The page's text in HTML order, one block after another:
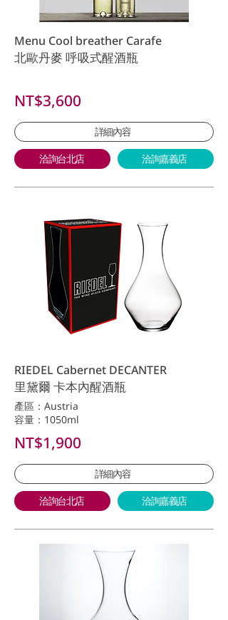
Menu Cool breather Carafe
北歐丹麥 呼吸式醒酒瓶
NT$3,600
詳細內容
洽詢台北店 洽詢嘉義店
RIEDEL Cabernet DECANTER
里黛爾 卡本內醒酒瓶
產區：Austria
容量：1050ml
NT$1,900
詳細內容
洽詢台北店 洽詢嘉義店